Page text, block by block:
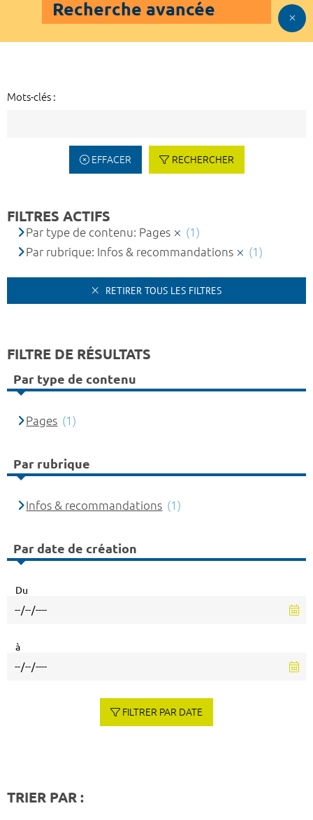
Recherche avancée
Mots-clés :
EFFACER RECHERCHER
FILTRES ACTIFS
Par type de contenu: Pages
(1)
Par rubrique: Infos & recommandations
(1)
RETIRER TOUS LES FILTRES
FILTRE DE RÉSULTATS
Par type de contenu
Pages (1)
Par rubrique
Infos & recommandations (1)
Par date de création
Du
à
FILTRER PAR DATE
TRIER PAR :